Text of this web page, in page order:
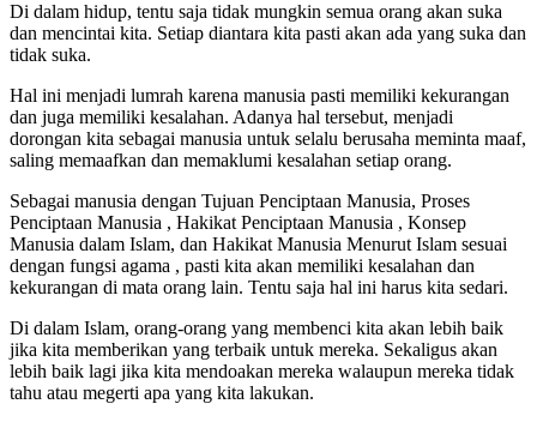
Di dalam hidup, tentu saja tidak mungkin semua orang akan suka
dan mencintai kita. Setiap diantara kita pasti akan ada yang suka dan
tidak suka.
Hal ini menjadi lumrah karena manusia pasti memiliki kekurangan
dan juga memiliki kesalahan. Adanya hal tersebut, menjadi
dorongan kita sebagai manusia untuk selalu berusaha meminta maaf,
saling memaafkan dan memaklumi kesalahan setiap orang.
Sebagai manusia dengan Tujuan Penciptaan Manusia, Proses
Penciptaan Manusia , Hakikat Penciptaan Manusia , Konsep
Manusia dalam Islam, dan Hakikat Manusia Menurut Islam sesuai
dengan fungsi agama , pasti kita akan memiliki kesalahan dan
kekurangan di mata orang lain. Tentu saja hal ini harus kita sedari.
Di dalam Islam, orang-orang yang membenci kita akan lebih baik
jika kita memberikan yang terbaik untuk mereka. Sekaligus akan
lebih baik lagi jika kita mendoakan mereka walaupun mereka tidak
tahu atau megerti apa yang kita lakukan.